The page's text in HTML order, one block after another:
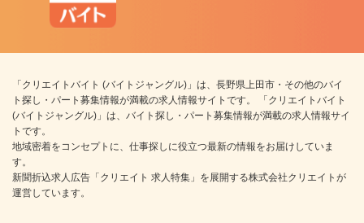
「クリエイトバイト (バイトジャングル)」は、長野県上田市・その他のバイ
ト探し・パート募集情報が満載の求人情報サイトです。 「クリエイトバイト
(バイトジャングル)」は、バイト探し・パート募集情報が満載の求人情報サイ
トです。
地域密着をコンセプトに、仕事探しに役立つ最新の情報をお届けしていま
す。
新聞折込求人広告「クリエイト 求人特集」を展開する株式会社クリエイトが
運営しています。